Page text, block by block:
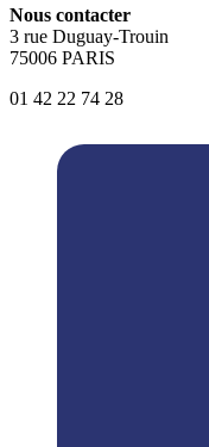
Nous contacter
3 rue Duguay-Trouin
75006 PARIS
01 42 22 74 28